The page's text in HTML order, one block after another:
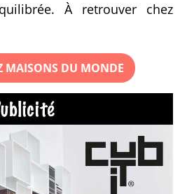
À retrouver chez
MAISONS DU MONDE